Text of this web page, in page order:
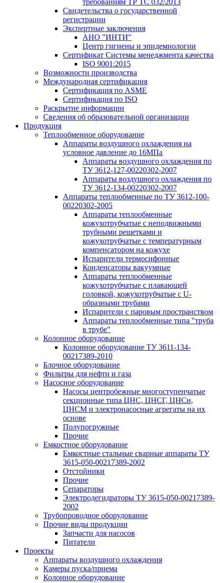
Свидетельства о государственной
регистрации
Экспертные заключения
АНО "ИНТИ"
Центр гигиены и эпидемиологии
Сертификат Системы менеджмента качества
ISO 9001:2015
Возможности производства
Международная сертификация
Сертификация по ASME
Сертификация по ISO
Раскрытие информации
Сведения об образовательной организации
Продукция
Теплообменное оборудование
Аппараты воздушного охлаждения на
условное давление до 16МПа
Аппараты воздушного охлаждения по
ТУ 3612-127-00220302-2007
Аппараты воздушного охлаждения по
ТУ 3612-134-00220302-2007
Аппараты теплообменные по ТУ 3612-100-
00220302-2005
Аппараты теплообменные
кожухотрубчатые с неподвижными
трубными решетками и
кожухотрубчатые с температурным
компенсатором на кожухе
Испарители термосифонные
Конденсаторы вакуумные
Аппараты теплообменные
кожухотрубчатые с плавающей
головкой, кожухотрубчатые с U-
образными трубами
Испарители с паровым пространством
Аппараты теплообменные типа "труба
в трубе"
Колонное оборудование
Колонное оборудование ТУ 3611-134-
00217389-2010
Блочное оборудование
Фильтры для нефти и газа
Насосное оборудование
Насосы центробежные многоступенчатые
секционные типа ЦНС, ЦНСГ, ЦНСн,
ЦНСМ и электронасосные агрегаты на их
основе
Полупогружные
Прочие
Емкостное оборудование
Емкостные стальные сварные аппараты ТУ
3615-050-00217389-2002
Отстойники
Прочие
Сепараторы
Электродегидраторы ТУ 3615-050-00217389-
2002
Трубопроводное оборудование
Прочие виды продукции
Запчасти для насосов
Питатели
Проекты
Аппараты воздушного охлаждения
Камеры пуска/приема
Колонное оборудование